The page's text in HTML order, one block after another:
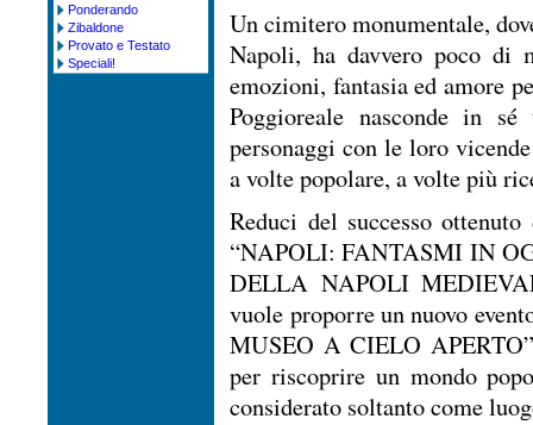
Ponderando
Zibaldone
Provato e Testato
Speciali!
Un cimitero monumentale,
Napoli, ha davvero poco
emozioni, fantasia ed amore
Poggioreale nasconde in
personaggi con le loro
a volte popolare, a volte
Reduci del successo
“NAPOLI: FANTASMI IN
DELLA NAPOLI
vuole proporre un nuovo
MUSEO A CIELO
per riscoprire un mondo
considerato soltanto come